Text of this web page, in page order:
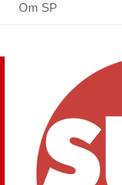
Om SP